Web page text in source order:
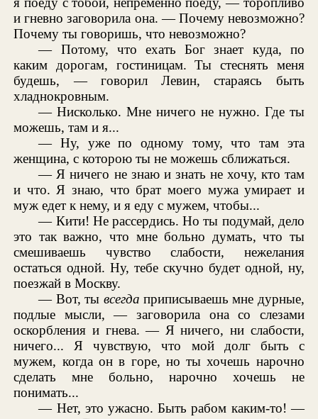
и гневно заговорила она. — Почему невозможно?
Почему ты говоришь, что невозможно?
— Потому, что ехать Бог знает куда, по
каким дорогам, гостиницам. Ты стеснять меня
будешь, — говорил Левин, стараясь быть
хладнокровным.
— Нисколько. Мне ничего не нужно. Где ты
можешь, там и я...
— Ну, уже по одному тому, что там эта
женщина, с которою ты не можешь сближаться.
— Я ничего не знаю и знать не хочу, кто там
и что. Я знаю, что брат моего мужа умирает и
муж едет к нему, и я еду с мужем, чтобы...
— Кити! Не рассердись. Но ты подумай, дело
это так важно, что мне больно думать, что ты
смешиваешь чувство слабости, нежелания
остаться одной. Ну, тебе скучно будет одной, ну,
поезжай в Москву.
— Вот, ты всегда приписываешь мне дурные,
подлые мысли, — заговорила она со слезами
оскорбления и гнева. — Я ничего, ни слабости,
ничего... Я чувствую, что мой долг быть с
мужем, когда он в горе, но ты хочешь нарочно
сделать мне больно, нарочно хочешь не
понимать...
— Нет, это ужасно. Быть рабом каким-то! —